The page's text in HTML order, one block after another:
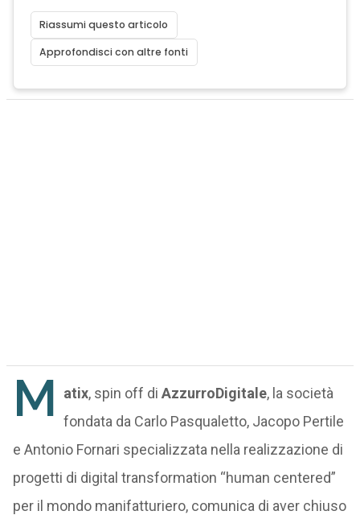
Riassumi questo articolo
Approfondisci con altre fonti
M atix, spin off di AzzurroDigitale, la società
fondata da Carlo Pasqualetto, Jacopo Pertile
e Antonio Fornari specializzata nella realizzazione di
progetti di digital transformation “human centered”
per il mondo manifatturiero, comunica di aver chiuso